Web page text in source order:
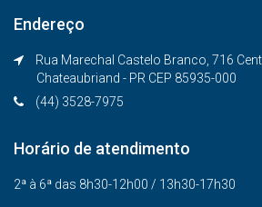
Endereço
Rua Marechal Castelo Branco, 716
Chateaubriand - PR CEP 85935-000
(44) 3528-7975
Horário de atendimento
2ª à 6ª das 8h30-12h00 / 13h30-17h30